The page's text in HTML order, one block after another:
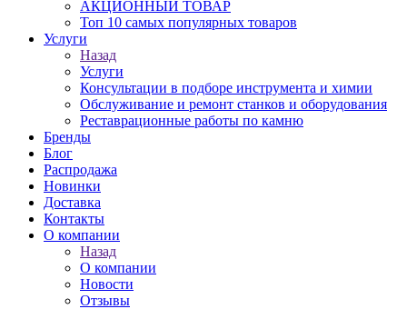
АКЦИОННЫЙ ТОВАР
Топ 10 самых популярных товаров
Услуги
Назад
Услуги
Консультации в подборе инструмента и химии
Обслуживание и ремонт станков и оборудования
Реставрационные работы по камню
Бренды
Блог
Распродажа
Новинки
Доставка
Контакты
О компании
Назад
О компании
Новости
Отзывы